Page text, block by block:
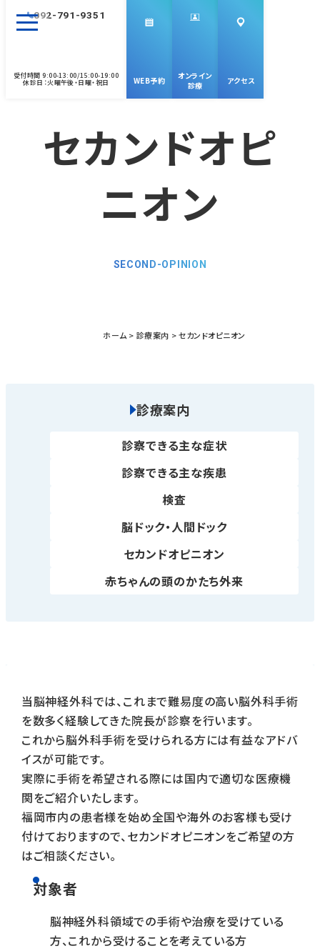
脳神経外科専⾨医
092-791-9351
受付時間 9:00-13:00/15:00-19:00
休診⽇：⽕曜午後・⽇曜・祝⽇ WEB予約
オンライン
診療
アクセス
セカンドオピ
ニオン
SECOND-OPINION
ホーム 診療案内 セカンドオピニオン
診療案内
診察できる主な症状
診察できる主な疾患
検査
脳ドック・人間ドック
セカンドオピニオン
赤ちゃんの頭のかたち外来
当脳神経外科では、これまで難易度の高い脳外科手術
を数多く経験してきた院長が診察を行います。
これから脳外科手術を受けられる方には有益なアドバ
イスが可能です。
実際に手術を希望される際には国内で適切な医療機
関をご紹介いたします。
福岡市内の患者様を始め全国や海外のお客様も受け
付けておりますので、セカンドオピニオンをご希望の方
はご相談ください。
対象者
脳神経外科領域での手術や治療を受けている
方、これから受けることを考えている方